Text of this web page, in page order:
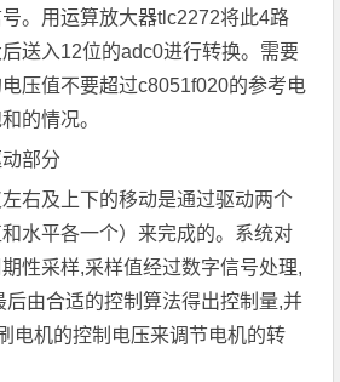
。用运算放大器tlc2272将此4路
送入12位的adc0进行转换。需要
压值不要超过c8051f020的参考电
的情况。
部分
及上下的移动是通过驱动两个
水平各一个）来完成的。系统对
性采样,采样值经过数字信号处理,
后由合适的控制算法得出控制量,并
电机的控制电压来调节电机的转